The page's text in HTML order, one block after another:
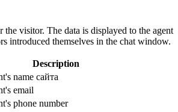
the visitor. The data is displayed to the agent
introduced themselves in the chat window.
Description
name сайта
email
phone number